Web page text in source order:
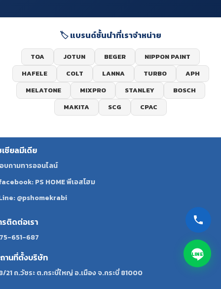
🏷️ แบรนด์ชั้นนำที่เราจำหน่าย
TOA JOTUN BEGER
NIPPON PAINT
HAFELE
COLT LANNA TURBO
APH
MELATONE
MIXPRO STANLEY
BOSCH
MAKITA
SCG CPAC
เชียลมีเดีย
บถามทารออนไลน์
PS HOME พีเอสโฮม
@pshomekrabi
รติดต่อเรา
651-687
านที่ตั้งบริษัท
21 ถ.วัชระ ต.กระบี่ใหญ่ อ.เมือง จ.กระบี่ 81000
LINE